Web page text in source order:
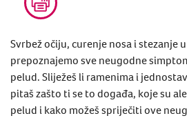
Svrbež očiju, curenje nosa i stezanje
prepoznajemo sve neugodne
pelud. Sliježeš li ramenima i
pitaš zašto ti se to događa, koje su
pelud i kako možeš spriječiti ove